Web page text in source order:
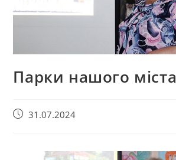
Парки нашого міста
31.07.2024